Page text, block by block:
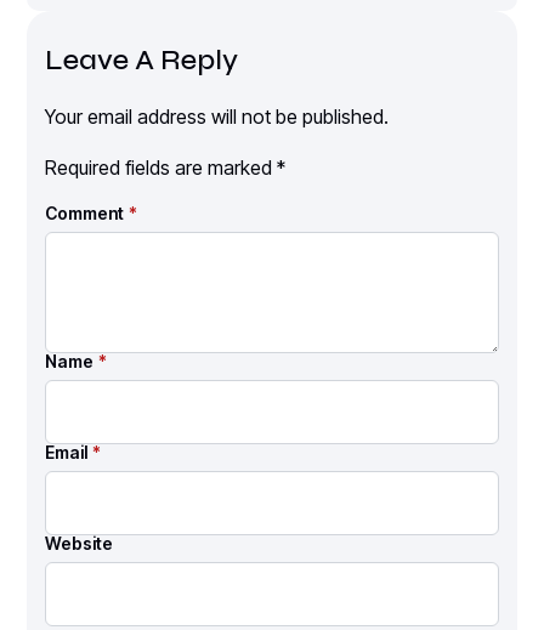
Leave A Reply
Your email address will not be published.
Required fields are marked*
Comment *
Name *
Email *
Website